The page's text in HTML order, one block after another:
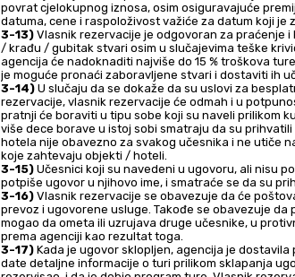
povrat cjelokupnog iznosa, osim osiguravajuće
datuma, cene i raspoloživost važiće za datum koji je
3-13) Vlasnik rezervacije je odgovoran za praćenje
/ krađu / gubitak stvari osim u slučajevima teške
agencija će nadoknaditi najviše do 15 % troškova
je moguće pronaći zaboravljene stvari i dostaviti ih
3-14) U slučaju da se dokaže da su uslovi za
rezervacije, vlasnik rezervacije će odmah i u
pratnji će boraviti u tipu sobe koji su naveli prilikom
više dece borave u istoj sobi smatraju da su
hotela nije obavezno za svakog učesnika i ne utiče
koje zahtevaju objekti / hoteli.
3-15) Učesnici koji su navedeni u ugovoru, ali nisu
potpiše ugovor u njihovo ime, i smatraće se da su
3-16) Vlasnik rezervacije se obavezuje da će
prevoz i ugovorene usluge. Takođe se obavezuje
mogao da ometa ili uzrujava druge učesnike, u
prema agenciji kao rezultat toga.
3-17) Kada je ugovor sklopljen, agencija je
date detaljne informacije o turi prilikom sklapanja